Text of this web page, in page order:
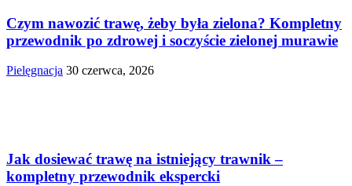
Czym nawozić trawę, żeby była zielona? Kompletny
przewodnik po zdrowej i soczyście zielonej murawie
Pielęgnacja 30 czerwca, 2026
Jak dosiewać trawę na istniejący trawnik –
kompletny przewodnik ekspercki